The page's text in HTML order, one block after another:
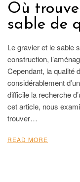
Où
sable de
Le gravier et le sable
construction,
Cependant, la qualité
considérablement
difficile la recherche
cet article, nous
trouver…
READ MORE